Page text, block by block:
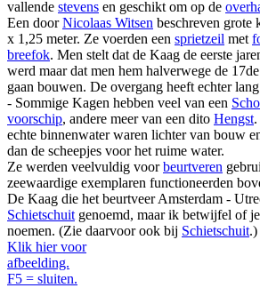
vallende stevens en geschikt om op de
Een doorNicolaas Witsen beschreven grote
x 1,25 meter. Ze voerden een sprietzeil met
breefok. Men stelt dat de Kaag de eerste
werd maar dat men hem halverwege de
gaan bouwen. De overgang heeft echter
- Sommige Kagen hebben veel van een
voorschip, andere meer van een dito Hengst
echte binnenwater waren lichter van bouw
dan de scheepjes voor het ruime water.
Ze werden veelvuldig voorbeurtveren
zeewaardige exemplaren functioneerden
De Kaag die het beurtveer Amsterdam -
Schietschuit genoemd, maar ik betwijfel of
noemen. (Zie daarvoor ook bij Schietschuit.)
Klik hier voor
afbeelding.
F5 = sluiten.